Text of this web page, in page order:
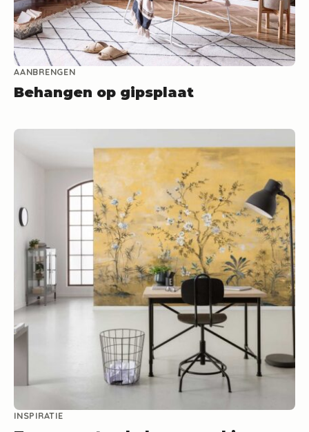
Behangen op gipsplaat
AANBRENGEN
INSPIRATIE